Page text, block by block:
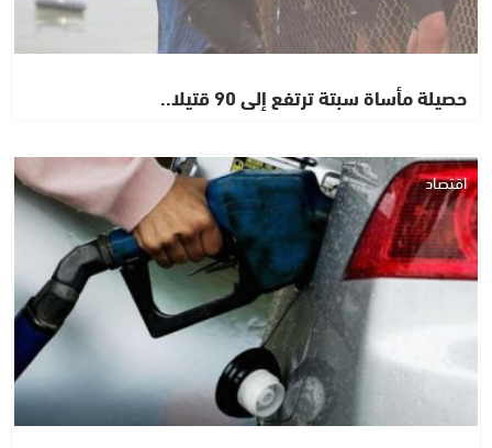
حصيلة مأساة سبتة ترتفع إلى 90 قتيلا..
اقتصاد